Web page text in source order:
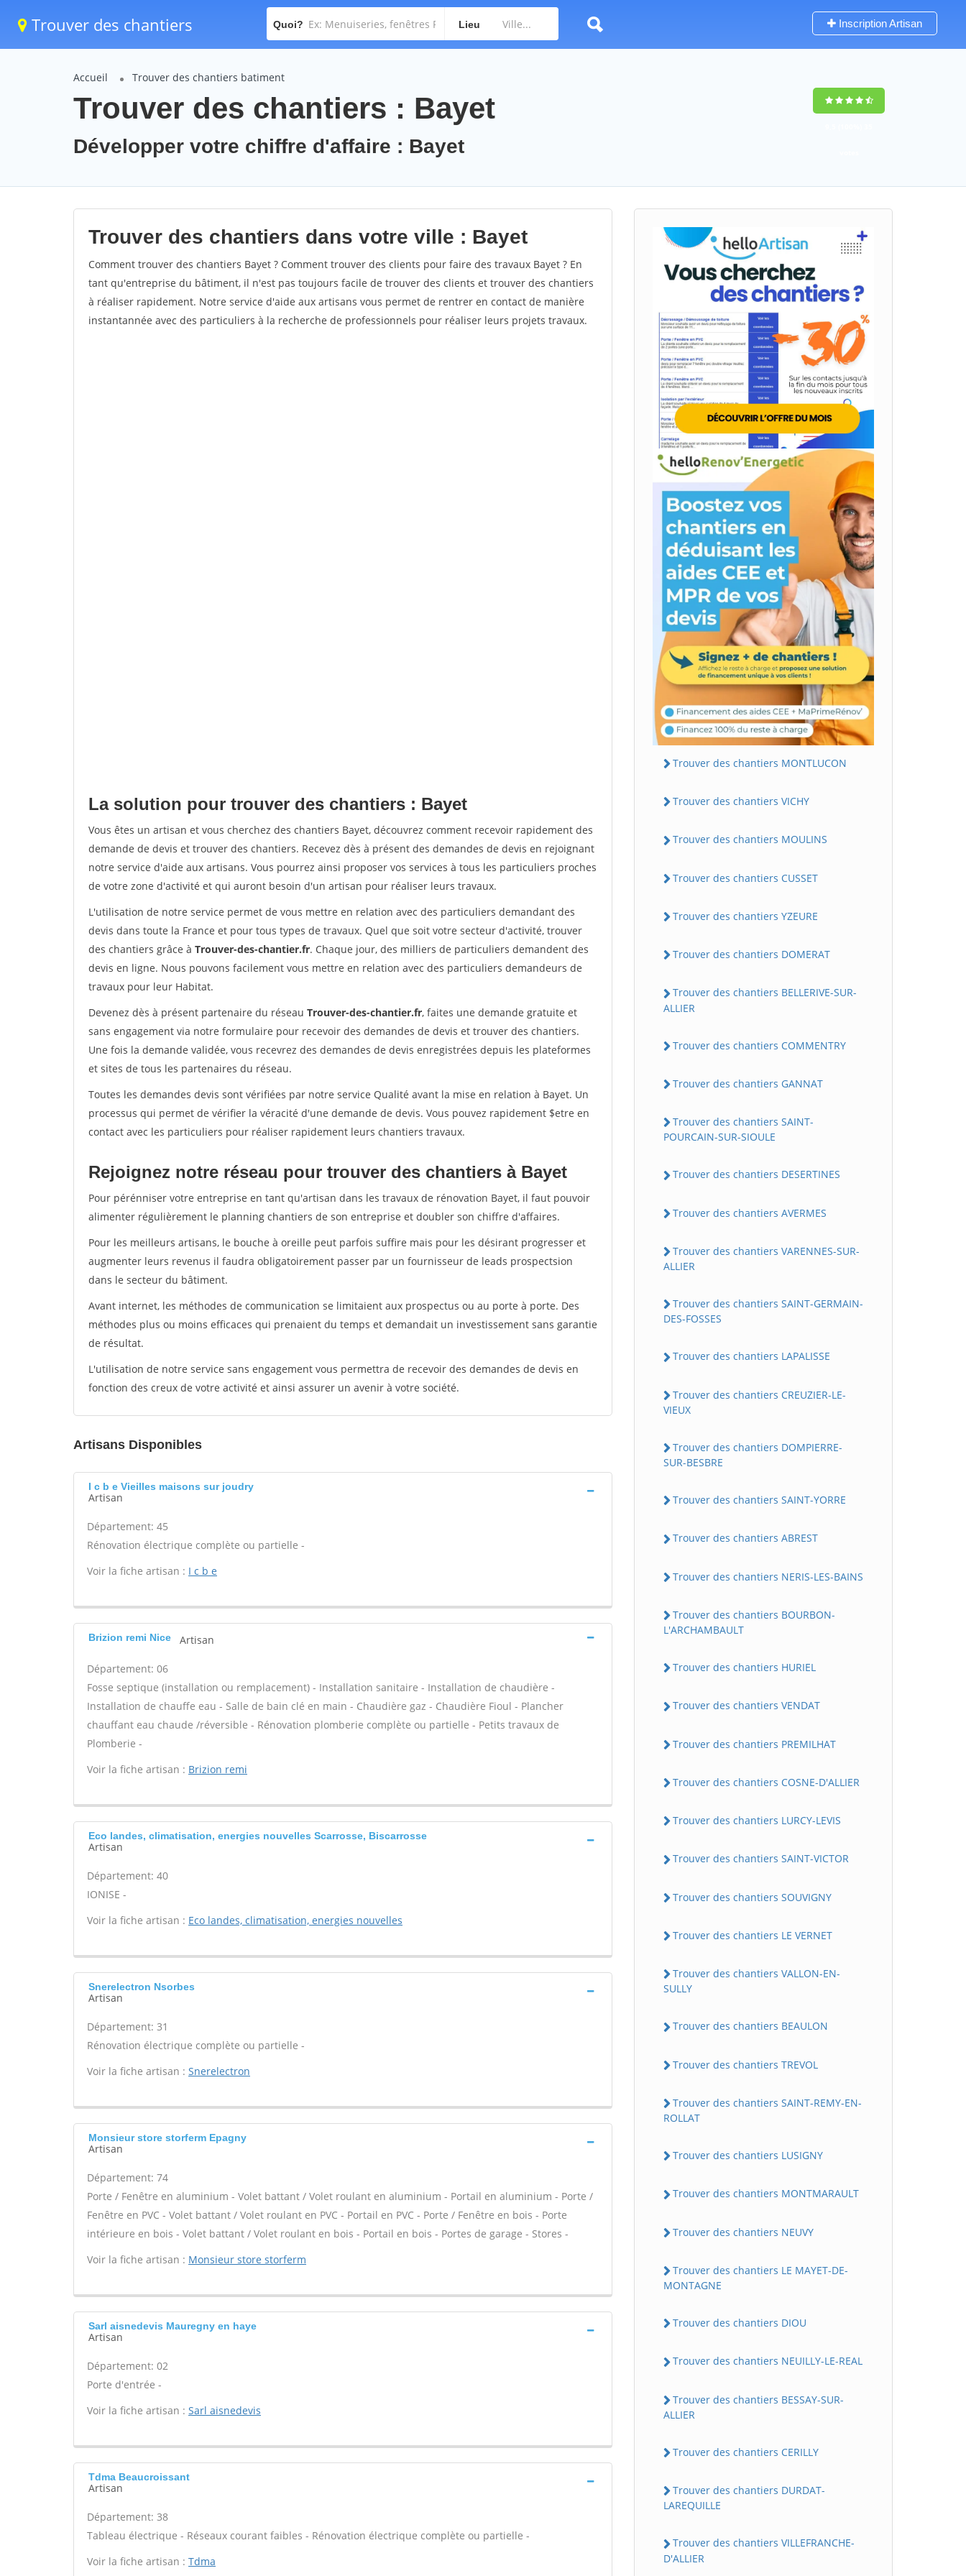
Trouver des chantiers Quoi? Lieu Inscription Artisan
Accueil Trouver des chantiers batiment
Trouver des chantiers : Bayet
Développer votre chiffre d'affaire : Bayet
Trouver des chantiers dans votre ville : Bayet
Comment trouver des chantiers Bayet ? Comment trouver des clients pour faire des travaux Bayet ? En
tant qu'entreprise du bâtiment, il n'est pas toujours facile de trouver des clients et trouver des chantiers
à réaliser rapidement. Notre service d'aide aux artisans vous permet de rentrer en contact de manière
instantannée avec des particuliers à la recherche de professionnels pour réaliser leurs projets travaux.
La solution pour trouver des chantiers : Bayet
Vous êtes un artisan et vous cherchez des chantiers Bayet, découvrez comment recevoir rapidement des
demande de devis et trouver des chantiers. Recevez dès à présent des demandes de devis en rejoignant
notre service d'aide aux artisans. Vous pourrez ainsi proposer vos services à tous les particuliers proches
de votre zone d'activité et qui auront besoin d'un artisan pour réaliser leurs travaux.
L'utilisation de notre service permet de vous mettre en relation avec des particuliers demandant des
devis dans toute la France et pour tous types de travaux. Quel que soit votre secteur d'activité, trouver
des chantiers grâce à Trouver-des-chantier.fr. Chaque jour, des milliers de particuliers demandent des
devis en ligne. Nous pouvons facilement vous mettre en relation avec des particuliers demandeurs de
travaux pour leur Habitat.
Devenez dès à présent partenaire du réseau Trouver-des-chantier.fr, faites une demande gratuite et
sans engagement via notre formulaire pour recevoir des demandes de devis et trouver des chantiers.
Une fois la demande validée, vous recevrez des demandes de devis enregistrées depuis les plateformes
et sites de tous les partenaires du réseau.
Toutes les demandes devis sont vérifiées par notre service Qualité avant la mise en relation à Bayet. Un
processus qui permet de vérifier la véracité d'une demande de devis. Vous pouvez rapidement $etre en
contact avec les particuliers pour réaliser rapidement leurs chantiers travaux.
Rejoignez notre réseau pour trouver des chantiers à Bayet
Pour pérénniser votre entreprise en tant qu'artisan dans les travaux de rénovation Bayet, il faut pouvoir
alimenter régulièrement le planning chantiers de son entreprise et doubler son chiffre d'affaires.
Pour les meilleurs artisans, le bouche à oreille peut parfois suffire mais pour les désirant progresser et
augmenter leurs revenus il faudra obligatoirement passer par un fournisseur de leads prospectsion
dans le secteur du bâtiment.
Avant internet, les méthodes de communication se limitaient aux prospectus ou au porte à porte. Des
méthodes plus ou moins efficaces qui prenaient du temps et demandait un investissement sans garantie
de résultat.
L'utilisation de notre service sans engagement vous permettra de recevoir des demandes de devis en
fonction des creux de votre activité et ainsi assurer un avenir à votre société.
Artisans Disponibles
I c b e Vieilles maisons sur joudry
Artisan
Département: 45
Rénovation électrique complète ou partielle -
Voir la fiche artisan : I c b e
Brizion remi Nice Artisan
Département: 06
Fosse septique (installation ou remplacement) - Installation sanitaire - Installation de chaudière -
Installation de chauffe eau - Salle de bain clé en main - Chaudière gaz - Chaudière Fioul - Plancher
chauffant eau chaude /réversible - Rénovation plomberie complète ou partielle - Petits travaux de
Plomberie -
Voir la fiche artisan : Brizion remi
Eco landes, climatisation, energies nouvelles Scarrosse, Biscarrosse
Artisan
Département: 40
IONISE -
Voir la fiche artisan : Eco landes, climatisation, energies nouvelles
Snerelectron Nsorbes
Artisan
Département: 31
Rénovation électrique complète ou partielle -
Voir la fiche artisan : Snerelectron
Monsieur store storferm Epagny
Artisan
Département: 74
Porte / Fenêtre en aluminium - Volet battant / Volet roulant en aluminium - Portail en aluminium - Porte /
Fenêtre en PVC - Volet battant / Volet roulant en PVC - Portail en PVC - Porte / Fenêtre en bois - Porte
intérieure en bois - Volet battant / Volet roulant en bois - Portail en bois - Portes de garage - Stores -
Voir la fiche artisan : Monsieur store storferm
Sarl aisnedevis Mauregny en haye
Artisan
Département: 02
Porte d'entrée -
Voir la fiche artisan : Sarl aisnedevis
Tdma Beaucroissant
Artisan
Département: 38
Tableau électrique - Réseaux courant faibles - Rénovation électrique complète ou partielle -
Voir la fiche artisan : Tdma
Trouver des chantiers MONTLUCON
Trouver des chantiers VICHY
Trouver des chantiers MOULINS
Trouver des chantiers CUSSET
Trouver des chantiers YZEURE
Trouver des chantiers DOMERAT
Trouver des chantiers BELLERIVE-SUR-
ALLIER
Trouver des chantiers COMMENTRY
Trouver des chantiers GANNAT
Trouver des chantiers SAINT-
POURCAIN-SUR-SIOULE
Trouver des chantiers DESERTINES
Trouver des chantiers AVERMES
Trouver des chantiers VARENNES-SUR-
ALLIER
Trouver des chantiers SAINT-GERMAIN-
DES-FOSSES
Trouver des chantiers LAPALISSE
Trouver des chantiers CREUZIER-LE-
VIEUX
Trouver des chantiers DOMPIERRE-
SUR-BESBRE
Trouver des chantiers SAINT-YORRE
Trouver des chantiers ABREST
Trouver des chantiers NERIS-LES-BAINS
Trouver des chantiers BOURBON-
L'ARCHAMBAULT
Trouver des chantiers HURIEL
Trouver des chantiers VENDAT
Trouver des chantiers PREMILHAT
Trouver des chantiers COSNE-D'ALLIER
Trouver des chantiers LURCY-LEVIS
Trouver des chantiers SAINT-VICTOR
Trouver des chantiers SOUVIGNY
Trouver des chantiers LE VERNET
Trouver des chantiers VALLON-EN-
SULLY
Trouver des chantiers BEAULON
Trouver des chantiers TREVOL
Trouver des chantiers SAINT-REMY-EN-
ROLLAT
Trouver des chantiers LUSIGNY
Trouver des chantiers MONTMARAULT
Trouver des chantiers NEUVY
Trouver des chantiers LE MAYET-DE-
MONTAGNE
Trouver des chantiers DIOU
Trouver des chantiers NEUILLY-LE-REAL
Trouver des chantiers BESSAY-SUR-
ALLIER
Trouver des chantiers CERILLY
Trouver des chantiers DURDAT-
LAREQUILLE
Trouver des chantiers VILLEFRANCHE-
D'ALLIER